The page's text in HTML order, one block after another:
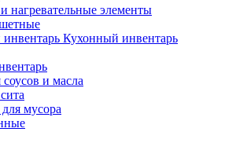
нагревательные элементы
Кухонный инвентарь
и масла
мусора